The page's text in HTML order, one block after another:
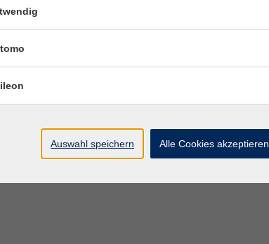
Auswahl speichern Alle Cookies